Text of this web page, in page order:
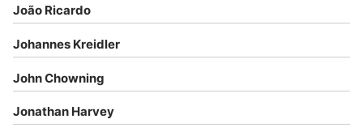
João Ricardo
Johannes Kreidler
John Chowning
Jonathan Harvey